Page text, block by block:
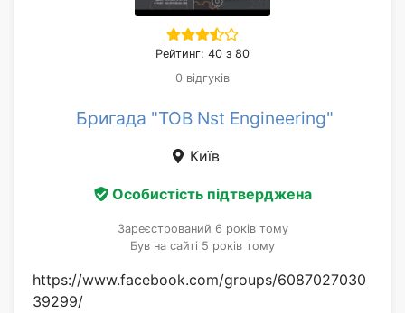
Рейтинг: 40 з 80
0 відгуків
Бригада "ТОВ Nst Engineering"
Київ
Особистість підтверджена
Зареєстрований 6 років тому
Був на сайті 5 років тому
https://www.facebook.com/groups/6087027030
39299/